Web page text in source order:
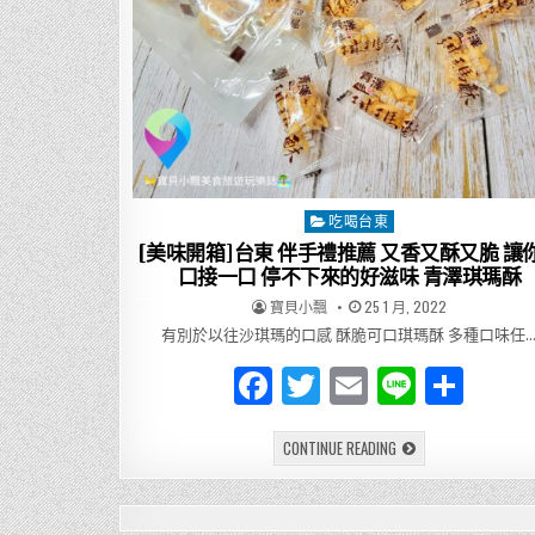
Posted
in
吃喝台東
[美味開箱]台東 伴手禮推薦 又香又酥又脆 讓
口接一口 停不下來的好滋味 青澤琪瑪酥
AUTHOR:
寶貝小飄 PUBLISHED
DATE:
25 1 月, 2022
有別於以往沙琪瑪的口感 酥脆可口琪瑪酥 多種口味任
F
a
c
e
T
w
it
te
E
m
ai
l
Li
n
e
CONTINUE READING[美
味
開
箱]
台